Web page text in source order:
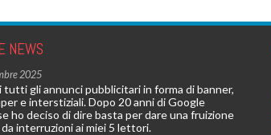
NEWS
2025
tutti gli annunci pubblicitari in forma di banner,
e interstiziali. Dopo 20 anni di Google
ho deciso di dire basta per dare una fruizione
interruzioni ai miei 5 lettori.